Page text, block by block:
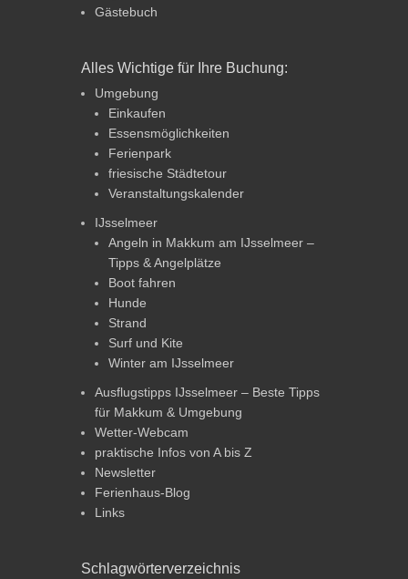
Gästebuch
Alles Wichtige für Ihre Buchung:
Umgebung
Einkaufen
Essensmöglichkeiten
Ferienpark
friesische Städtetour
Veranstaltungskalender
IJsselmeer
Angeln in Makkum am IJsselmeer –
Tipps & Angelplätze
Boot fahren
Hunde
Strand
Surf und Kite
Winter am IJsselmeer
Ausflugstipps IJsselmeer – Beste Tipps
für Makkum & Umgebung
Wetter-Webcam
praktische Infos von A bis Z
Newsletter
Ferienhaus-Blog
Links
Schlagwörterverzeichnis